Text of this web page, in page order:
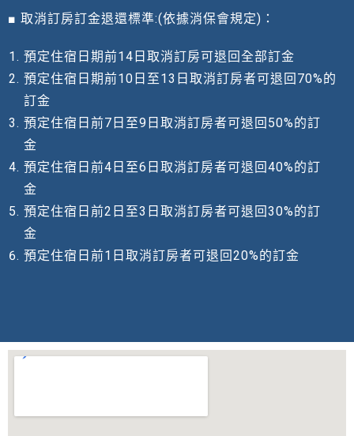
■ 取消訂房訂金退還標準:(依據消保會規定)：
預定住宿日期前14日取消訂房可退回全部訂金
預定住宿日期前10日至13日取消訂房者可退回70%的
訂金
預定住宿日前7日至9日取消訂房者可退回50%的訂
金
預定住宿日前4日至6日取消訂房者可退回40%的訂
金
預定住宿日前2日至3日取消訂房者可退回30%的訂
金
預定住宿日前1日取消訂房者可退回20%的訂金